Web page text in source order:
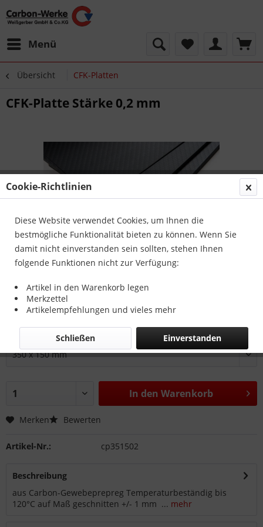
Menü
Übersicht CFK-Platten
CFK-Platte Stärke 0,2 mm
8,45 € *
inkl. MwSt.zzgl. Versandkosten
Lieferzeit 2 - 3 Werktage
In den Warenkorb
Merken Bewerten
Artikel-Nr.: cp351502
Beschreibung
aus Carbon-Gewebeprepreg Temperaturbeständig bis
120°C auf Maß geschnitten +/- 1 mm ... mehr
Cookie-Richtlinien
Diese Website verwendet Cookies, um Ihnen die
bestmögliche Funktionalität bieten zu können. Wenn Sie
damit nicht einverstanden sein sollten, stehen Ihnen
folgende Funktionen nicht zur Verfügung:
Artikel in den Warenkorb legen
Merkzettel
Artikelempfehlungen und vieles mehr
Einverstanden
Schließen